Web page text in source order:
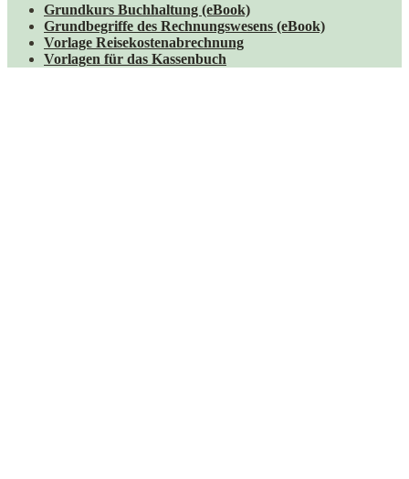
Grundkurs Buchhaltung (eBook)
Grundbegriffe des Rechnungswesens (eBook)
Vorlage Reisekostenabrechnung
Vorlagen für das Kassenbuch